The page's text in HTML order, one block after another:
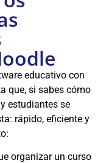
educativo con
que, si sabes cómo
estudiantes se
rápido, eficiente y
organizar un curso